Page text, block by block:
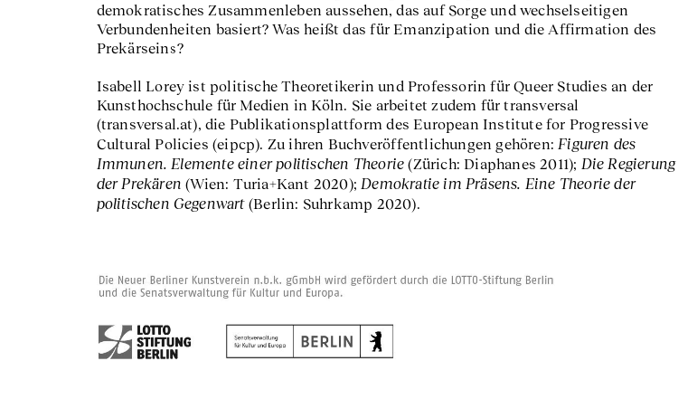
demokratisches Zusammenleben aussehen, das auf Sorge und wechselseitigen
Verbundenheiten basiert? Was heißt das für Emanzipation und die Affirmation des
Prekärseins?
Isabell Lorey ist politische Theoretikerin und Professorin für Queer Studies an der
Kunsthochschule für Medien in Köln. Sie arbeitet zudem für transversal
(transversal.at), die Publikationsplattform des European Institute for Progressive
Cultural Policies (eipcp). Zu ihren Buchveröffentlichungen gehören: Figuren des
Immunen. Elemente einer politischen Theorie (Zürich: Diaphanes 2011); Die Regierung
der Prekären (Wien: Turia+Kant 2020); Demokratie im Präsens. Eine Theorie der
politischen Gegenwart (Berlin: Suhrkamp 2020).